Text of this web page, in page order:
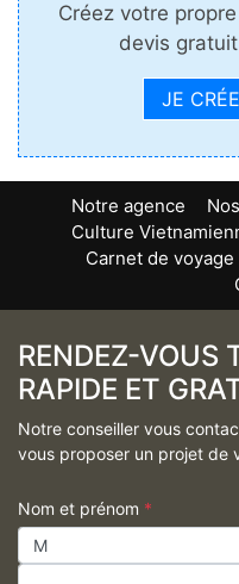
Créez votre
devis
JE
Notre agence
Culture
Carnet de voyage
RENDEZ-VOUS
RAPIDE ET
Notre conseiller vous
vous proposer un projet de
Nom et prénom *